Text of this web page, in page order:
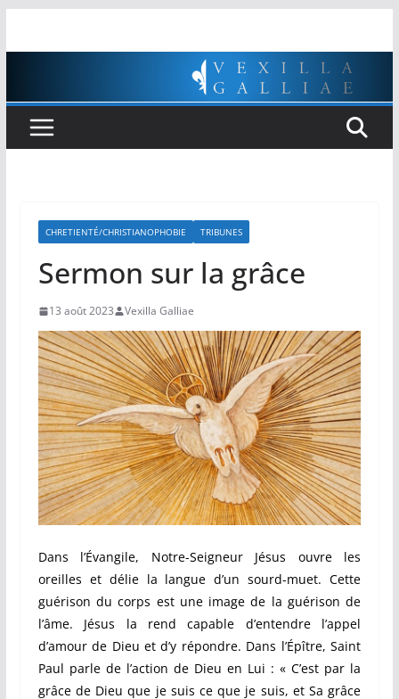
CHRETIENTÉ/CHRISTIANOPHOBIE TRIBUNES
Sermon sur la grâce
13 août 2023 Vexilla Galliae
Dans l’Évangile, Notre-Seigneur Jésus ouvre les
oreilles et délie la langue d’un sourd-muet. Cette
guérison du corps est une image de la guérison de
l’âme. Jésus la rend capable d’entendre l’appel
d’amour de Dieu et d’y répondre. Dans l’Épître, Saint
Paul parle de l’action de Dieu en Lui : « C’est par la
grâce de Dieu que je suis ce que je suis, et Sa grâce